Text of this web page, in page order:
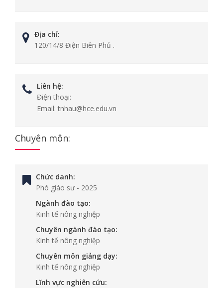
Địa chỉ:
120/14/8 Điện Biên Phủ .
Liên hệ:
Điện thoại:
Email: tnhau@hce.edu.vn
Chuyên môn:
Chức danh:
Phó giáo sư- 2025
Ngành đào tạo:
Kinh tế nông nghiệp
Chuyên ngành đào tạo:
Kinh tế nông nghiệp
Chuyên môn giảng dạy:
Kinh tế nông nghiệp
Lĩnh vực nghiên cứu: